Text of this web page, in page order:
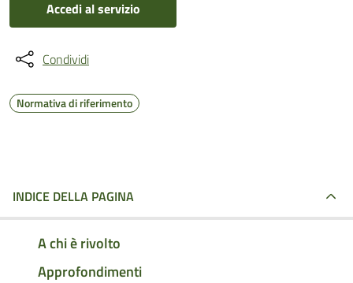
Accedi al servizio
Condividi
Normativa di riferimento
INDICE DELLA PAGINA
A chi è rivolto
Approfondimenti